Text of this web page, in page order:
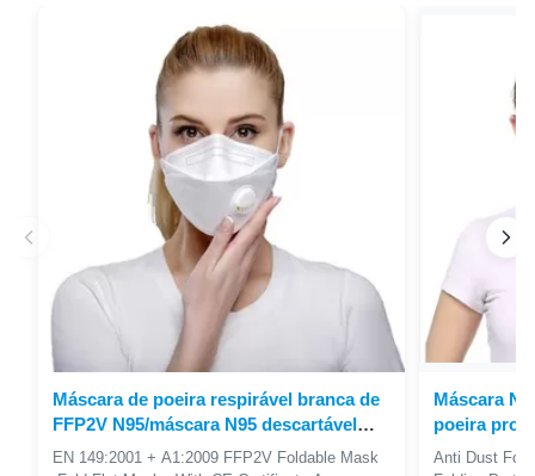
Máscara de poeira respirável branca de
FFP2V N95/máscara N95 descartável
para o uso conveniente
EN 149:2001 + A1:2009 FFP2V Foldable Mask
Máscara
poeira
de Eco
Anti Dust